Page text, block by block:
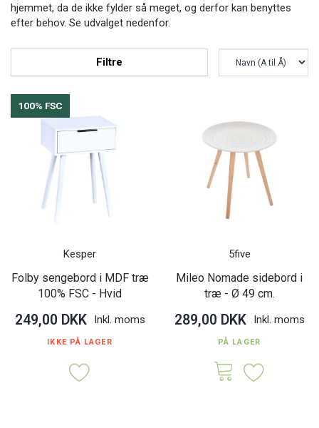
hjemmet, da de ikke fylder så meget, og derfor kan benyttes
efter behov. Se udvalget nedenfor.
Filtre
100% FSC
Kesper
Folby sengebord i MDF træ
100% FSC - Hvid
249,00 DKK Inkl. moms
IKKE PÅ LAGER
5five
Mileo Nomade sidebord i
træ - Ø 49 cm.
289,00 DKK Inkl. moms
PÅ LAGER